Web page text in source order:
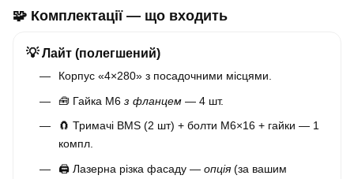
🧩 Комплектації — що входить
💡 Лайт (полегшений)
Корпус «4×280» з посадочними місцями.
🧰 Гайка М6 з фланцем— 4 шт.
🧲 Тримачі BMS (2 шт) + болти М6×16 + гайки — 1
компл.
🖨️ Лазерна різка фасаду — опція(за вашим